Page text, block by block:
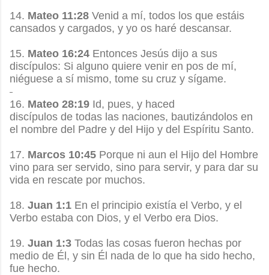
14. Mateo 11:28 Venid a mí, todos los que estáis
cansados y cargados, y yo os haré descansar.
15. Mateo 16:24 Entonces Jesús dijo a sus
discípulos: Si alguno quiere venir en pos de mí,
niéguese a sí mismo, tome su cruz y sígame.
16. Mateo 28:19 Id, pues, y haced
discípulos de todas las naciones, bautizándolos en
el nombre del Padre y del Hijo y del Espíritu Santo.
17. Marcos 10:45 Porque ni aun el Hijo del Hombre
vino para ser servido, sino para servir, y para dar su
vida en rescate por muchos.
18. Juan 1:1 En el principio existía el Verbo, y el
Verbo estaba con Dios, y el Verbo era Dios.
19. Juan 1:3 Todas las cosas fueron hechas por
medio de Él, y sin Él nada de lo que ha sido hecho,
fue hecho.